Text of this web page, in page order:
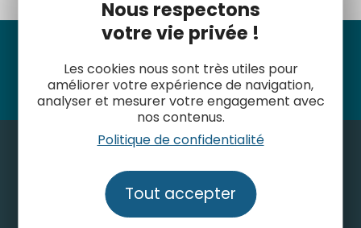
Nous respectons
votre vie privée !
Les cookies nous sont très utiles pour
améliorer votre expérience de navigation,
analyser et mesurer votre engagement avec
nos contenus.
Politique de confidentialité
Tout accepter
Suivez-nous
Contactez-nous